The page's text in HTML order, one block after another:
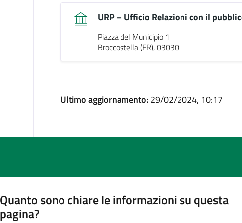
URP – Ufficio Relazioni con il
Piazza del Municipio 1
Broccostella (FR), 03030
Ultimo aggiornamento:29/02/2024, 10:17
Quanto sono chiare le informazioni su questa
pagina?